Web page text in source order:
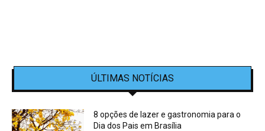
ÚLTIMAS NOTÍCIAS
8 opções de lazer e gastronomia para o
Dia dos Pais em Brasília